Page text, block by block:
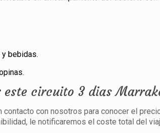
bebidas.
este circuito 3 dias
contacto con nosotros para conocer el
le notificaremos el coste total del